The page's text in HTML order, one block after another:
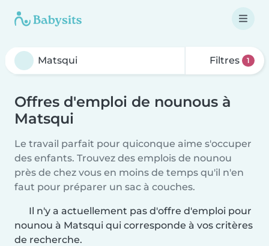
Filtres 1
Offres d'emploi de nounous à
Matsqui
Le travail parfait pour quiconque aime s'occuper
des enfants. Trouvez des emplois de nounou
près de chez vous en moins de temps qu'il n'en
faut pour préparer un sac à couches.
Il n'y a actuellement pas d'offre d'emploi pour
nounou à Matsqui qui corresponde à vos critères
de recherche.